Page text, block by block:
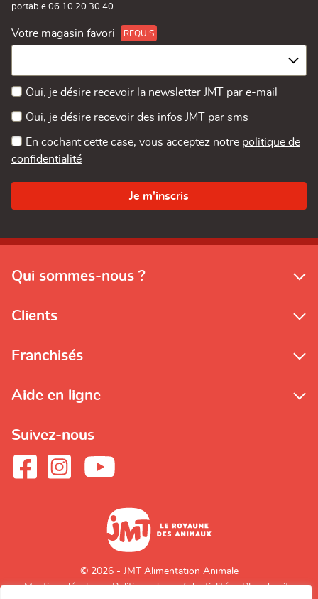
portable 06 10 20 30 40.
Votre magasin favori
Oui, je désire recevoir la newsletter JMT par e-mail
Oui, je désire recevoir des infos JMT par sms
En cochant cette case, vous acceptez notre politique de
confidentialité
Qui sommes-nous ?
Clients
Franchisés
Aide en ligne
Suivez-nous
© 2026 - JMT Alimentation Animale
Mentions légales
Politique de confidentialité Plan du site